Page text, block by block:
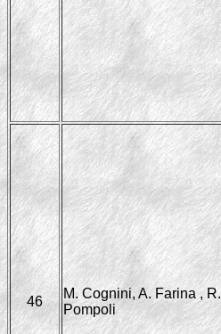
46
M. Cognini, A. Farina , R.
Pompoli